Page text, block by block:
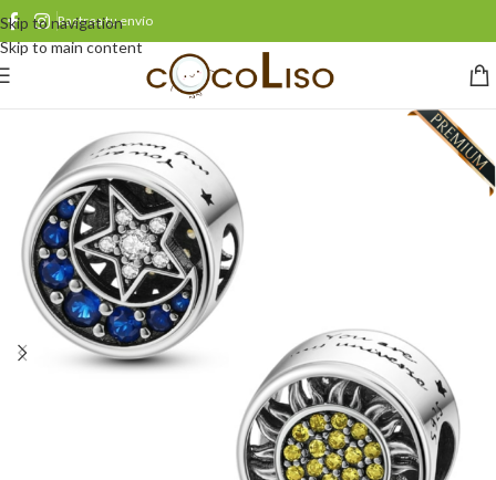
Skip to navigation
Skip to main content
Rastrea tu envío